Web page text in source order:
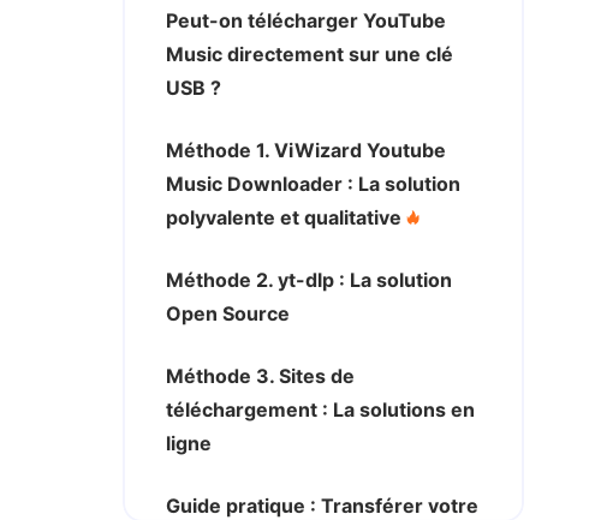
Peut-on télécharger YouTube
Music directement sur une clé
USB ?
Méthode 1. ViWizard Youtube
Music Downloader : La solution
polyvalente et qualitative
Méthode 2. yt-dlp : La solution
Open Source
Méthode 3. Sites de
téléchargement : La solutions en
ligne
Guide pratique : Transférer votre